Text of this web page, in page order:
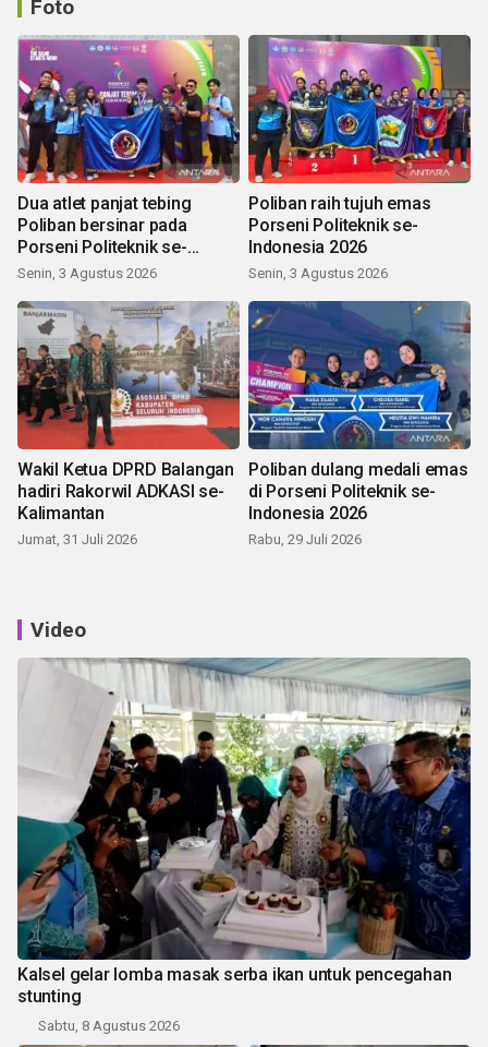
Foto
Dua atlet panjat tebing
Poliban bersinar pada
Porseni Politeknik se-
Indonesia 2026
Senin, 3 Agustus 2026
Poliban raih tujuh emas
Porseni Politeknik se-
Indonesia 2026
Senin, 3 Agustus 2026
Wakil Ketua DPRD Balangan
hadiri Rakorwil ADKASI se-
Kalimantan
Jumat, 31 Juli 2026
Poliban dulang medali emas
di Porseni Politeknik se-
Indonesia 2026
Rabu, 29 Juli 2026
Video
Kalsel gelar lomba masak serba ikan untuk pencegahan
stunting
Sabtu, 8 Agustus 2026